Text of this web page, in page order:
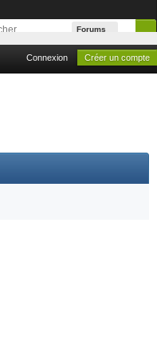
Forums
Connexion Créer un compte